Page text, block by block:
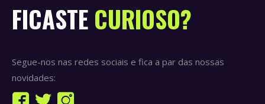
FICASTE CURIOSO?
Segue-nos nas redes sociais e fica a par das nossas
novidades:
Find us on: